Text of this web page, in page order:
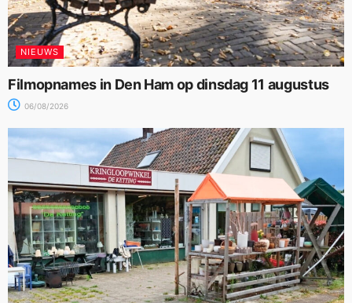
NIEUWS
Filmopnames in Den Ham op dinsdag 11 augustus
06/08/2026